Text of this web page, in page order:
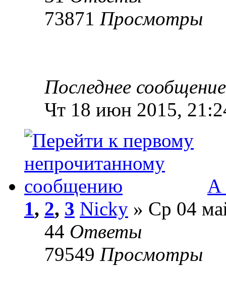
73871 Просмотры
Последнее
Чт 18 июн 2015,
А
1, 2, 3 Nicky » Ср 04
44 Ответы
79549 Просмотры